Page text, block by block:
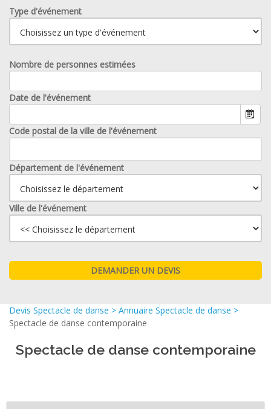
Type d'événement
Nombre de personnes estimées
Date de l'événement
Code postal de la ville de l'événement
Département de l'événement
Ville de l'événement
Devis Spectacle de danse > Annuaire Spectacle de danse >
Spectacle de danse contemporaine
Spectacle de danse contemporaine